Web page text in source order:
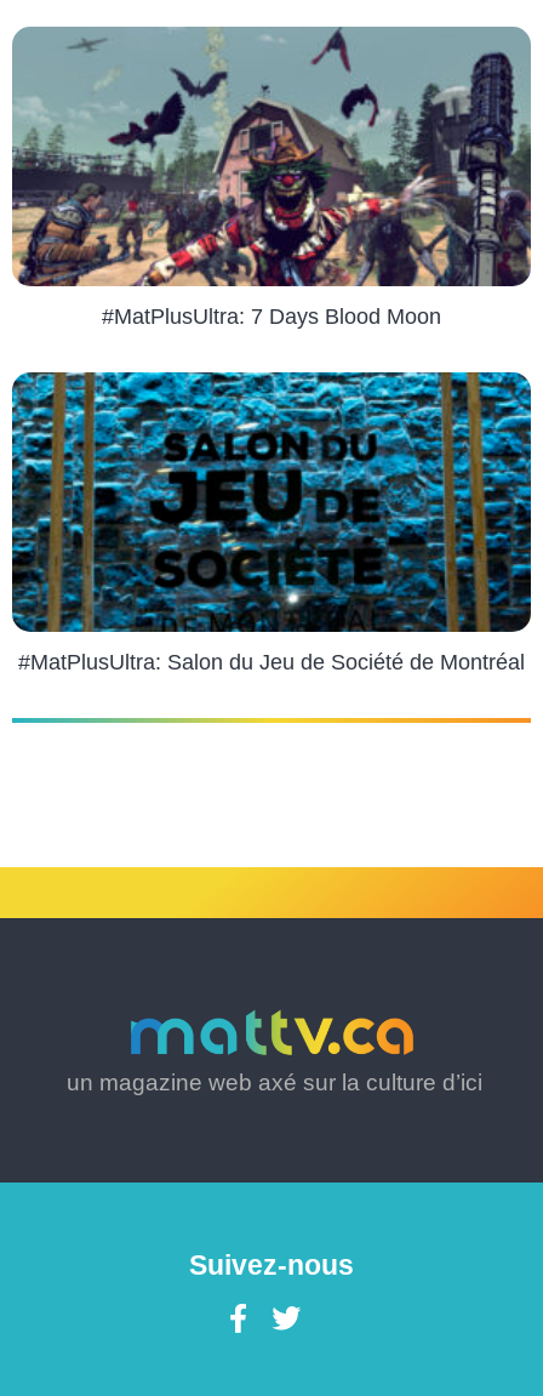
#MatPlusUltra: 7 Days Blood Moon
#MatPlusUltra: Salon du Jeu de Société de Montréal
un magazine web axé sur la culture d’ici
Suivez-nous